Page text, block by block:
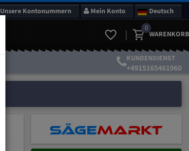
Unsere Kontonummern Mein Konto Deutsch
0
WARENKORB
KUNDENDIENST
+4915165461960